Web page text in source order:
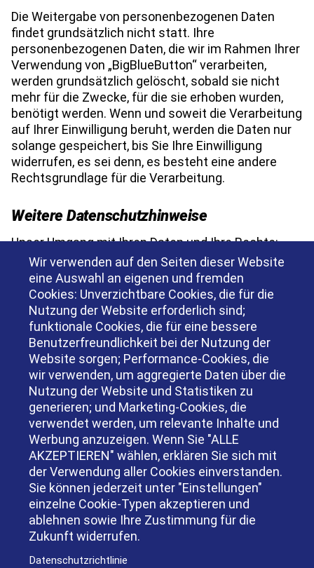
Wir verwenden auf den Seiten dieser Website
eine Auswahl an eigenen und fremden
Cookies: Unverzichtbare Cookies, die für die
Nutzung der Website erforderlich sind;
funktionale Cookies, die für eine bessere
Benutzerfreundlichkeit bei der Nutzung der
Website sorgen; Performance-Cookies, die
wir verwenden, um aggregierte Daten über die
Nutzung der Website und Statistiken zu
generieren; und Marketing-Cookies, die
verwendet werden, um relevante Inhalte und
Werbung anzuzeigen. Wenn Sie "ALLE
AKZEPTIEREN" wählen, erklären Sie sich mit
der Verwendung aller Cookies einverstanden.
Sie können jederzeit unter "Einstellungen"
einzelne Cookie-Typen akzeptieren und
ablehnen sowie Ihre Zustimmung für die
Zukunft widerrufen.
Datenschutzrichtlinie
Die Weitergabe von personenbezogenen Daten
findet grundsätzlich nicht statt. Ihre
personenbezogenen Daten, die wir im Rahmen Ihrer
Verwendung von „BigBlueButton“ verarbeiten,
werden grundsätzlich gelöscht, sobald sie nicht
mehr für die Zwecke, für die sie erhoben wurden,
benötigt werden. Wenn und soweit die Verarbeitung
auf Ihrer Einwilligung beruht, werden die Daten nur
solange gespeichert, bis Sie Ihre Einwilligung
widerrufen, es sei denn, es besteht eine andere
Rechtsgrundlage für die Verarbeitung.
Weitere Datenschutzhinweise
Unser Umgang mit Ihren Daten und Ihre Rechte:
Informationen nach Art. 13, 14 und 21 Datenschutz-
Grundverordnung – DSGVO
Jenseits der Internetseite verarbeiten wir
personenbezogene Daten auch grundsätzlich im
Rahmen unserer Geschäftsbeziehung.
Informationen zu diesen Datenverarbeitungen und
Ihren datenschutzrechtlichen Ansprüchen und
Rechten, die teilweise auch die Datenverarbeitung
auf unserer Internetseite betreffen, finden Sie in
unserenDatenschutzhinweisen.